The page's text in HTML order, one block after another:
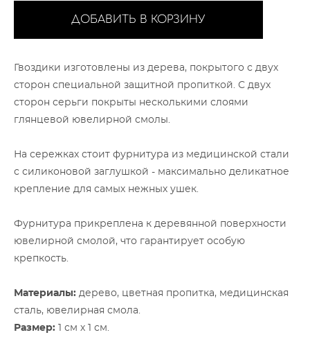
ДОБАВИТЬ В КОРЗИНУ
Гвоздики изготовлены из дерева, покрытого с двух
сторон специальной защитной пропиткой. С двух
сторон серьги покрыты несколькими слоями
глянцевой ювелирной смолы.
На сережках стоит фурнитура из медицинской стали
с силиконовой заглушкой - максимально деликатное
крепление для самых нежных ушек.
Фурнитура прикреплена к деревянной поверхности
ювелирной смолой, что гарантирует особую
крепкость.
Материалы: дерево, цветная пропитка, медицинская
сталь, ювелирная смола.
Размер: 1 см х 1 см.